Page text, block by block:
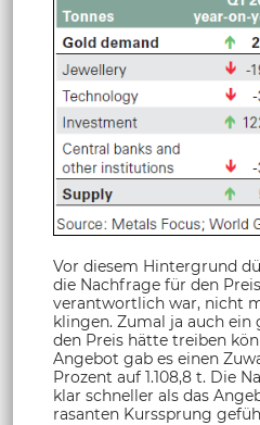
Vor diesem Hintergrund
die Nachfrage für den
verantwortlich war, nicht
klingen. Zumal ja auch ein
den Preis hätte treiben
Angebot gab es einen
Prozent auf 1.108,8 t. Die
klar schneller als das
rasanten Kurssprung